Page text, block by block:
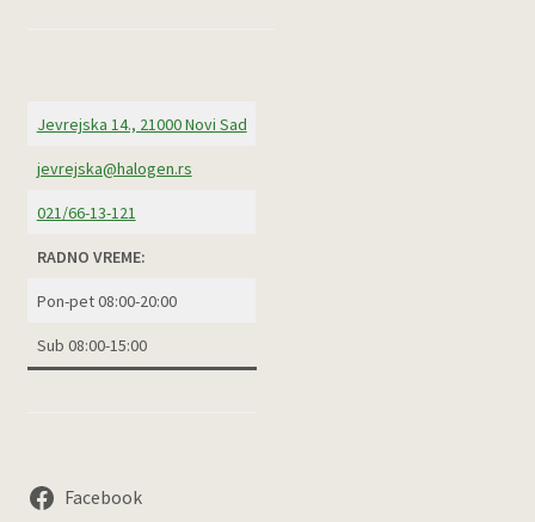
Jevrejska 14., 21000 Novi Sad
jevrejska@halogen.rs
021/66-13-121
RADNO VREME:
Pon-pet 08:00-20:00
Sub 08:00-15:00
Facebook